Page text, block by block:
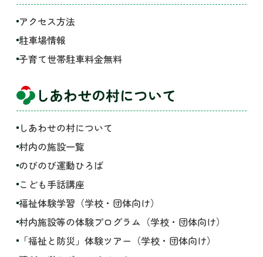
アクセス方法
駐車場情報
子育て世帯駐車料金無料
しあわせの村について
しあわせの村について
村内の施設一覧
のびのび運動ひろば
こども手話講座
福祉体験学習（学校・団体向け）
村内施設等の体験プログラム（学校・団体向け）
「福祉と防災」体験ツアー（学校・団体向け）